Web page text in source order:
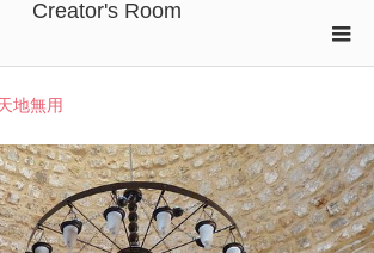
Creator's Room
地無用